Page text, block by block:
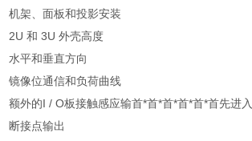
机架、面板和投影安装
2U 和 3U 外壳高度
水平和垂直方向
镜像位通信和负荷曲线
额外的I / O板接触感应输首*首*首*首*首*首先进
断接点输出